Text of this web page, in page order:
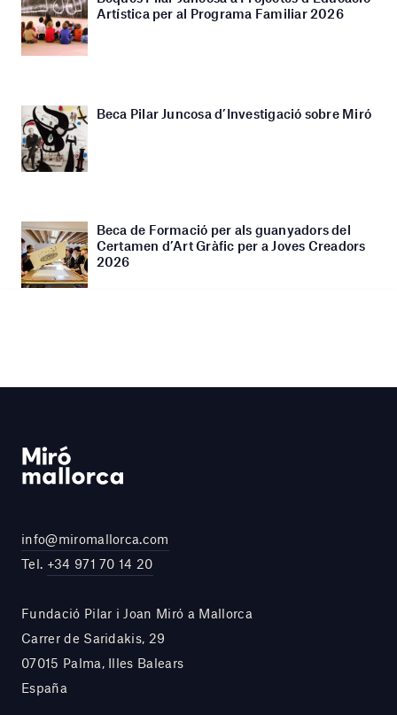
Artística per al Programa Familiar 2026
Beca Pilar Juncosa d’Investigació sobre Miró
Beca de Formació per als guanyadors del
Certamen d’Art Gràfic per a Joves Creadors
2026
info@miromallorca.com
Tel. +34 971 70 14 20
Fundació Pilar i Joan Miró a Mallorca
Carrer de Saridakis, 29
07015 Palma, Illes Balears
España